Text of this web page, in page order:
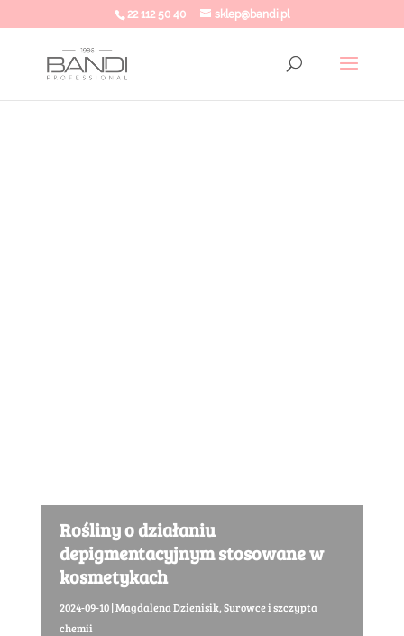
22 112 50 40 sklep@bandi.pl
Rośliny o działaniu
depigmentacyjnym stosowane w
kosmetykach
2024-09-10|Magdalena Dzienisik,Surowce i szczypta
chemii